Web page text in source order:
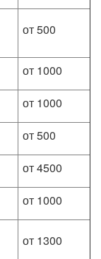
от 500
от 1000
от 1000
от 500
от 4500
от 1000
от 1300